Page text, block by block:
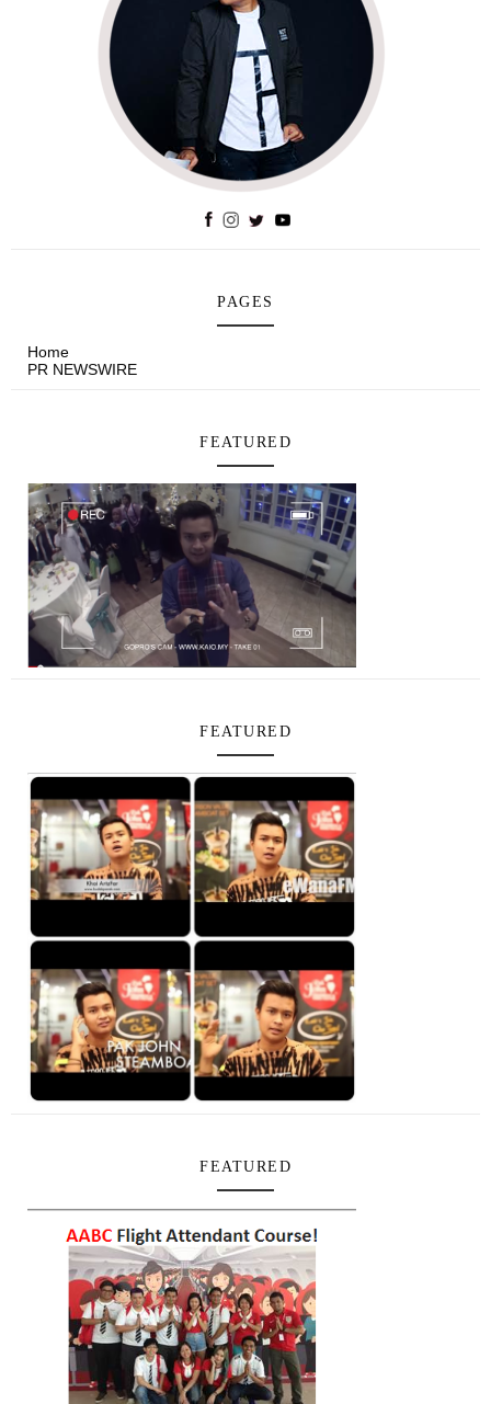
PAGES
Home
PR NEWSWIRE
FEATURED
FEATURED
FEATURED